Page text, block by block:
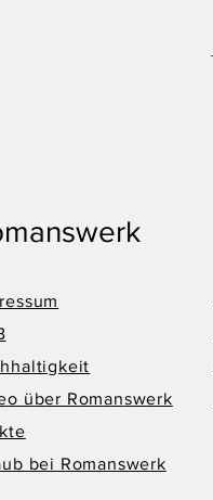
über Romanswerk
bei Romanswerk